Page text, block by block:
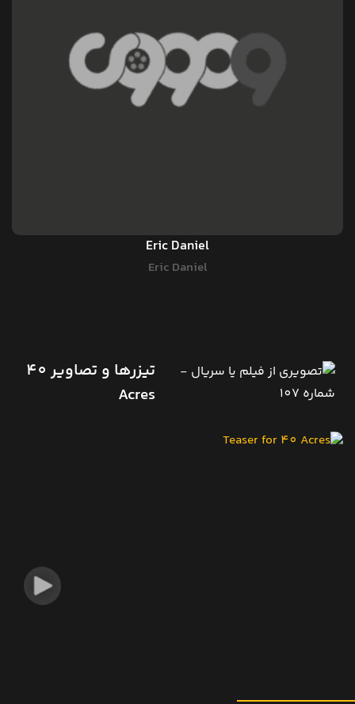
Eric Daniel
Eric Daniel
تیزرها و تصاویر 40
Acres